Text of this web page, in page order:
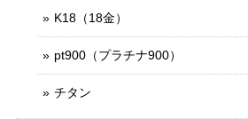
K18（18金）
pt900（プラチナ900）
チタン